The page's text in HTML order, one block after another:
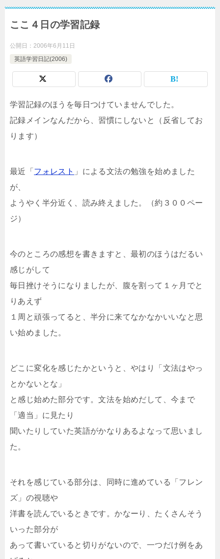
ここ４日の学習記録
公開日： 2006年6月11日
英語学習日記(2006)
学習記録のほうを毎日つけていませんでした。
記録メインなんだから、習慣にしないと（反省してお
ります）
最近「 フォレスト 」による文法の勉強を始めました
が、
ようやく半分近く、読み終えました。（約３００ペー
ジ）
今のところの感想を書きますと、最初のほうはだるい
感じがして
毎日挫けそうになりましたが、腹を割って１ヶ月でと
りあえず
１周と頑張ってると、半分に来てなかなかいいなと思
い始めました。
どこに変化を感じたかというと、やはり「文法はやっ
とかないとな」
と感じ始めた部分です。文法を始めだして、今まで
「適当」に見たり
聞いたりしていた英語がかなりあるよなって思いまし
た。
それを感じている部分は、同時に進めている「フレン
ズ」の視聴や
洋書を読んでいるときです。かなーり、たくさんそう
いった部分が
あって書いていると切りがないので、一つだけ例をあ